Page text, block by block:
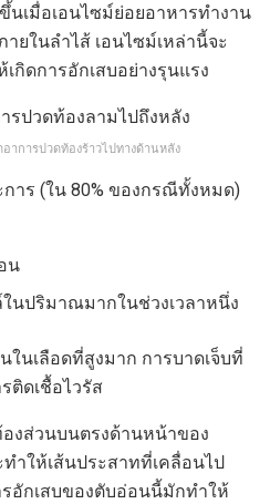
นเมื่อเอนไซม์ย่อยอาหารทำงาน
ยในลำไส้ เอนไซม์เหล่านี้จะ
กิดการอักเสบอย่างรุนแรง
าการปวดท้องร้าวไปทางด้านหลัง
าร (ใน 80% ของกรณีทั้งหมด)
น
นปริมาณมากในช่วงเวลาหนึ่ง
ในเลือดที่สูงมาก การบาดเจ็บที่
ติดเชื้อไวรัส
งส่วนบนตรงด้านหน้าของ
ำให้เส้นประสาทที่เคลื่อนไป
อักเสบของตับอ่อนนี้มักทำให้